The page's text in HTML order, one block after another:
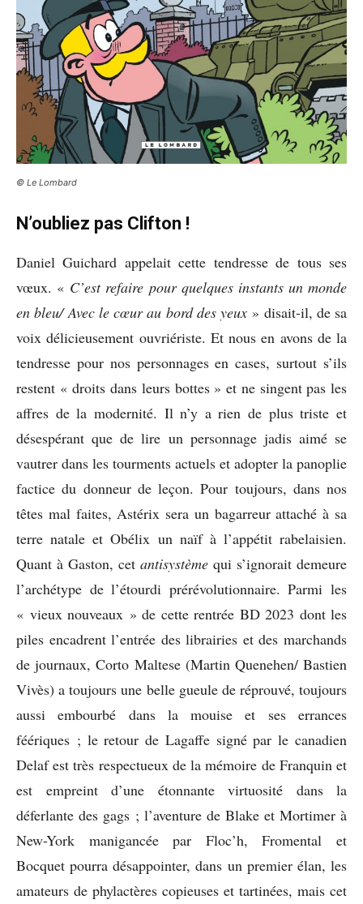
© Le Lombard
N’oubliez pas Clifton !
Daniel Guichard appelait cette tendresse de tous ses
vœux. « C’est refaire pour quelques instants un monde
en bleu/ Avec le cœur au bord des yeux » disait-il, de sa
voix délicieusement ouvriériste. Et nous en avons de la
tendresse pour nos personnages en cases, surtout s’ils
restent « droits dans leurs bottes » et ne singent pas les
affres de la modernité. Il n’y a rien de plus triste et
désespérant que de lire un personnage jadis aimé se
vautrer dans les tourments actuels et adopter la panoplie
factice du donneur de leçon. Pour toujours, dans nos
têtes mal faites, Astérix sera un bagarreur attaché à sa
terre natale et Obélix un naïf à l’appétit rabelaisien.
Quant à Gaston, cet antisystème qui s’ignorait demeure
l’archétype de l’étourdi prérévolutionnaire. Parmi les
« vieux nouveaux » de cette rentrée BD 2023 dont les
piles encadrent l’entrée des librairies et des marchands
de journaux, Corto Maltese (Martin Quenehen/ Bastien
Vivès) a toujours une belle gueule de réprouvé, toujours
aussi embourbé dans la mouise et ses errances
féériques ; le retour de Lagaffe signé par le canadien
Delaf est très respectueux de la mémoire de Franquin et
est empreint d’une étonnante virtuosité dans la
déferlante des gags ; l’aventure de Blake et Mortimer à
New-York manigancée par Floc’h, Fromental et
Bocquet pourra désappointer, dans un premier élan, les
amateurs de phylactères copieuses et tartinées, mais cet